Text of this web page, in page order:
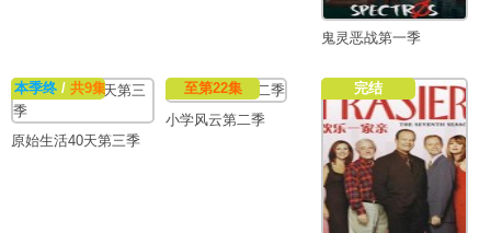
鬼灵恶战第一季
本季终 / 共9集
原始生活40天第三季
至第22集
小学风云第二季
完结